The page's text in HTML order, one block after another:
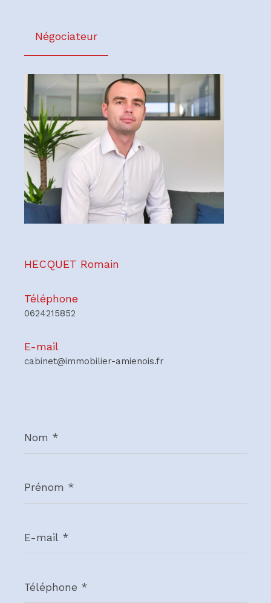
Négociateur
HECQUET Romain
Téléphone
0624215852
E-mail
cabinet@immobilier-amienois.fr
*
*
mail
*
*